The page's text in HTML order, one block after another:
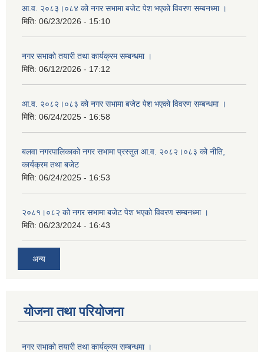
आ.व. २०८३।०८४ को नगर सभामा बजेट पेश भएको विवरण सम्बनध्मा ।
मिति: 06/23/2026 - 15:10
नगर सभाको तयारी तथा कार्यक्रम सम्बन्धमा ।
मिति: 06/12/2026 - 17:12
आ.व. २०८२।०८३ को नगर सभामा बजेट पेश भएको विवरण सम्बन्धमा ।
मिति: 06/24/2025 - 16:58
बलवा नगरपालिकाको नगर सभामा प्रस्तुत आ.व. २०८२।०८३ को नीति,
कार्यक्रम तथा बजेट
मिति: 06/24/2025 - 16:53
२०८१।०८२ को नगर सभामा बजेट पेश भएको विवरण सम्बनध्मा ।
मिति: 06/23/2024 - 16:43
अन्य
योजना तथा परियोजना
नगर सभाको तयारी तथा कार्यक्रम सम्बन्धमा ।